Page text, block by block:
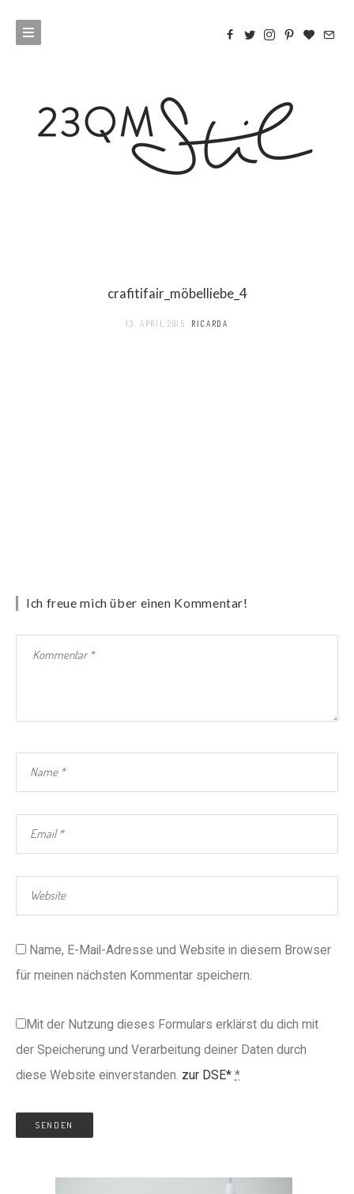
crafitifair_möbelliebe_4
13. APRIL 2015 RICARDA
Ich freue mich über einen Kommentar!
Name, E-Mail-Adresse und Website in diesem Browser
für meinen nächsten Kommentar speichern.
Mit der Nutzung dieses Formulars erklärst du dich mit
der Speicherung und Verarbeitung deiner Daten durch
diese Website einverstanden. zur DSE* *